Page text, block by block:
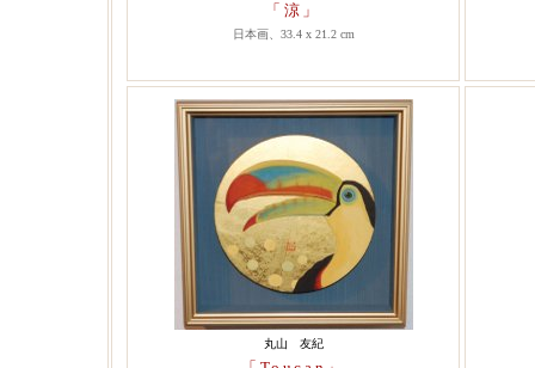
「涼」
日本画、33.4 x 21.2 cm
丸山 友紀